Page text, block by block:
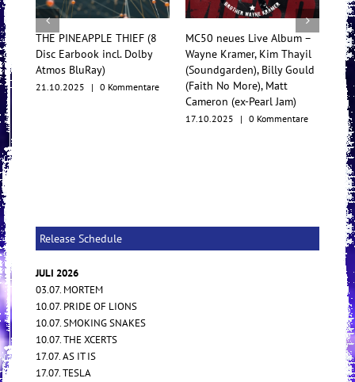
THIEF (8
Dolby
0 Kommentare
MC50 neues Live Album –
Wayne Kramer, Kim Thayil
(Soundgarden), Billy Gould
(Faith No More), Matt
Cameron (ex-Pearl Jam)
0 Kommentare
TesseracT begeistern mit
Konzertfilm und O.S.T.
Multiformat-Release
17.10.2025 0
Release Schedule
JULI 2026
03.07. MORTEM
10.07. PRIDE OF LIONS
10.07. SMOKING SNAKES
10.07. THE XCERTS
17.07. AS IT IS
17.07. TESLA